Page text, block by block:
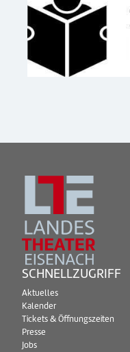
SCHNELLZUGRIFF
Aktuelles
Kalender
Tickets & Öffnungszeiten
Presse
Jobs